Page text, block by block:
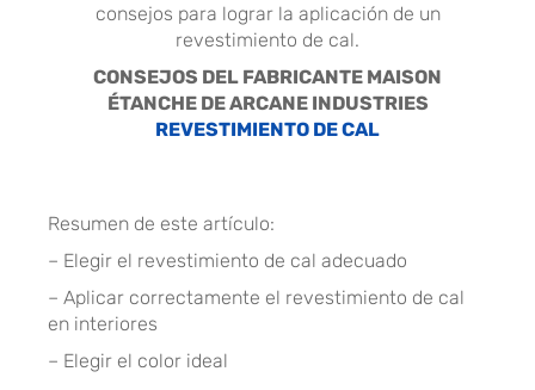
consejos para lograr la aplicación de un
revestimiento de cal.
CONSEJOS DEL FABRICANTE MAISON
ÉTANCHE DE ARCANE INDUSTRIES
REVESTIMIENTO DE CAL
Resumen de este artículo:
– Elegir el revestimiento de cal adecuado
– Aplicar correctamente el revestimiento de cal
en interiores
– Elegir el color ideal